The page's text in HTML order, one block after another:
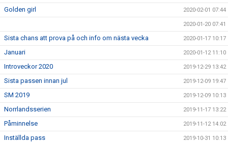
Golden girl 2020-02-01 07:44
2020-01-20 07:41
Sista chans att prova på och info om nästa vecka 2020-01-17 10:17
Januari 2020-01-12 11:10
Introveckor 2020 2019-12-29 13:42
Sista passen innan jul 2019-12-09 19:47
SM 2019 2019-12-09 10:13
Norrlandsserien 2019-11-17 13:22
Påminnelse 2019-11-12 14:02
Inställda pass 2019-10-31 10:13